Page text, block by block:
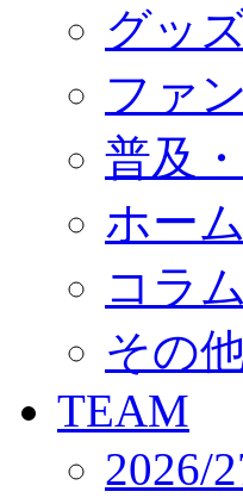
ACADEMY
アカデミーにつ
コーチ&スタッフ
ジュニア
ジュニアユース
ユース
練習拠点（ナ
SCHOOL
CLUB
パートナー募集
クラブ理念
サステナビリテ
Web制作支援
応援プロジェク
グッ
ファ
普及
ホー
コラム
その
TEAM
2026/